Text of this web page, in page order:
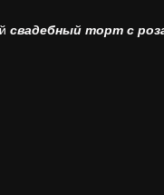
свадебный торт с